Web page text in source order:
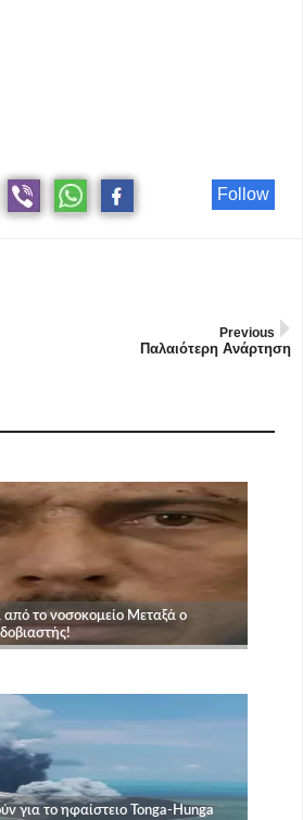
Follow
Previous
Παλαιότερη Ανάρτηση